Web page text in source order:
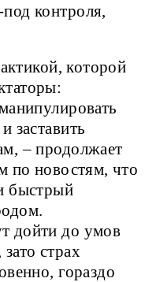
контроля,
которой
заставить
– продолжает
по новостям, что
быстрый
дойти до умов
страх
гораздо